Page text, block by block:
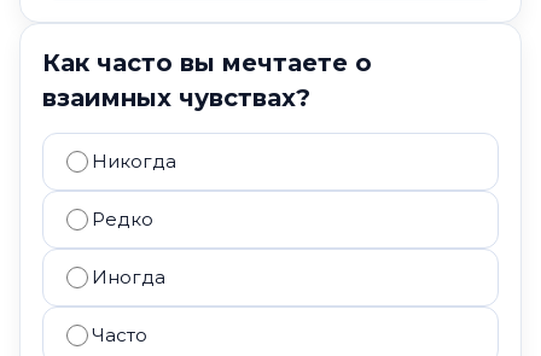
Как часто вы мечтаете о
взаимных чувствах?
Никогда
Редко
Иногда
Часто